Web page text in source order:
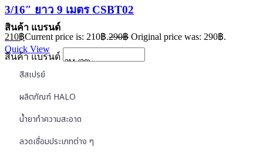
3/16″ ยาว 9 เมตร CSBT02
210฿Current price is: 210฿.290฿ Original price was: 290฿.
Quick View
สินค้า แบรนด์
สินค้า แบรนด์
สีสเปรย์
ผลิตภัณฑ์ HALO
น้ำยาทำความสะอาด
ลวดเชื่อมประเภทต่าง ๆ